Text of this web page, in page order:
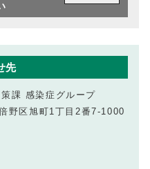
先
課 感染症グループ
野区旭町1丁目2番7-1000